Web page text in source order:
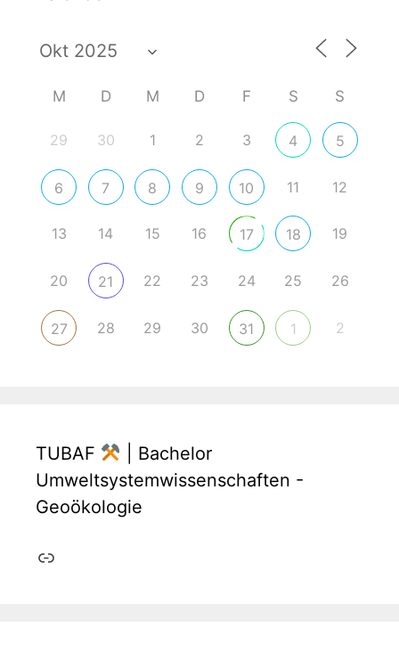
M D M D F S S
29 30 1 2 3 4 5
6 7 8 9 10 11 12
13 14 15 16 17 18 19
20 21 22 23 24 25 26
27 28 29 30 31 1 2
TUBAF
| Bachelor
Umweltsystemwissenschaften -
Geoökologie
Link